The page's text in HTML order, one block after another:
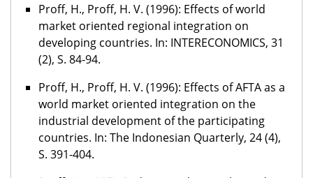
Proff, H., Proff, H. V. (1996): Effects of world
market oriented regional integration on
developing countries. In: INTERECONOMICS, 31
(2), S. 84-94.
Proff, H., Proff, H. V. (1996): Effects of AFTA as a
world market oriented integration on the
industrial development of the participating
countries. In: The Indonesian Quarterly, 24 (4),
S. 391-404.